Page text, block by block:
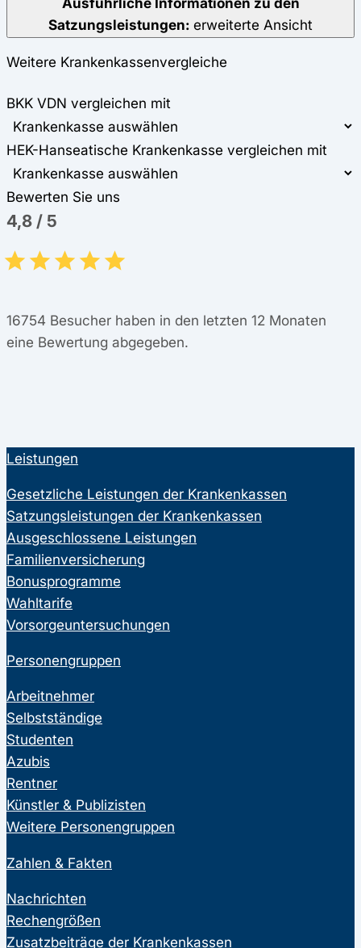
Satzungsleistungen: erweiterte Ansicht
Weitere Krankenkassenvergleiche
BKK VDN vergleichen mit
HEK-Hanseatische Krankenkasse vergleichen mit
Bewerten Sie uns
4,8 / 5
16754 Besucher haben in den letzten 12 Monaten
eine Bewertung abgegeben.
Leistungen
Gesetzliche Leistungen der Krankenkassen
Satzungsleistungen der Krankenkassen
Ausgeschlossene Leistungen
Familienversicherung
Bonusprogramme
Wahltarife
Vorsorgeuntersuchungen
Personengruppen
Arbeitnehmer
Selbstständige
Studenten
Azubis
Rentner
Künstler & Publizisten
Weitere Personengruppen
Zahlen & Fakten
Nachrichten
Rechengrößen
Zusatzbeiträge der Krankenkassen